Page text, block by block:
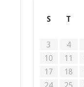
S
T
3
4
10
11
17
18